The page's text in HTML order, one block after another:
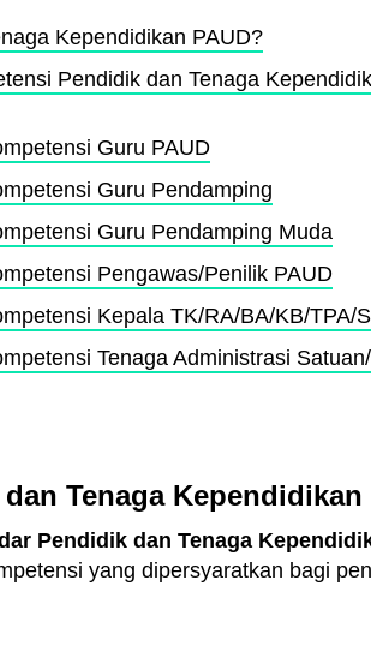
Kependidikan PAUD?
Pendidik dan Tenaga
Guru PAUD
Guru Pendamping
Guru Pendamping Muda
Pengawas/Penilik PAUD
Kepala TK/RA/BA/KB/TPA/
Tenaga Administrasi
Tenaga Kependidikan
Pendidik dan Tenaga
yang dipersyaratkan bagi